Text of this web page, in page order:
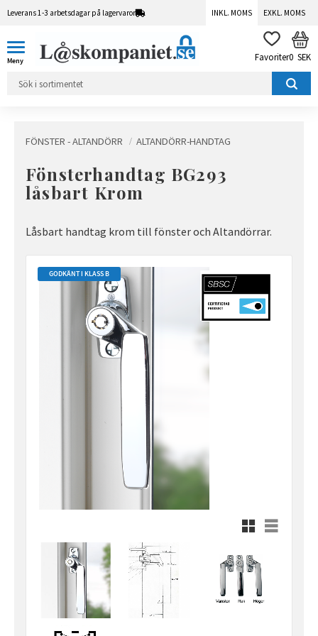
Leverans 1-3 arbetsdagar på lagervaror INKL. MOMS EXKL. MOMS
FAVORITER
0 SEK
FÖNSTER - ALTANDÖRR ALTANDÖRR-HANDTAG
Fönsterhandtag BG293
låsbart Krom
Låsbart handtag krom till fönster och Altandörrar.
GODKÄNT I KLASS B
Rutnätsvy
Listvy